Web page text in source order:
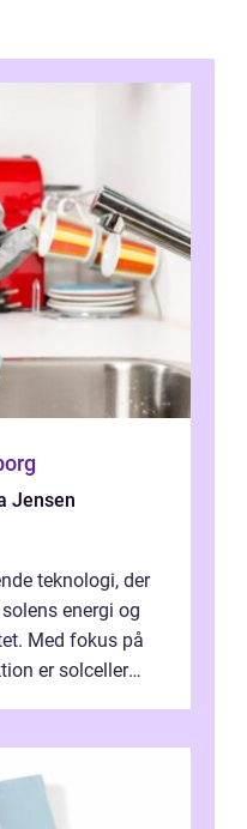
Jensen
teknologi, der
energi og
Med fokus på
er solceller